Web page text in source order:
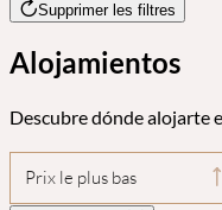
Supprimer les filtres
Alojamientos
Descubre dónde alojarte
Prix le plus bas